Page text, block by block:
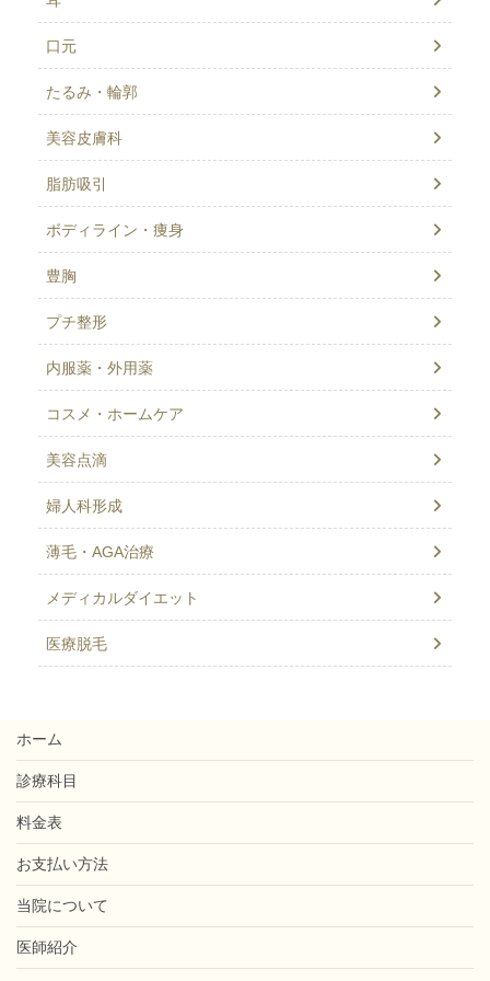
口元
たるみ・輪郭
美容皮膚科
脂肪吸引
ボディライン・痩身
豊胸
プチ整形
内服薬・外用薬
コスメ・ホームケア
美容点滴
婦人科形成
薄毛・AGA治療
メディカルダイエット
医療脱毛
ホーム
診療科目
料金表
お支払い方法
当院について
医師紹介